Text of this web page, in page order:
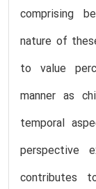
comprising
nature of
to value
manner as
temporal
perspective
contributes